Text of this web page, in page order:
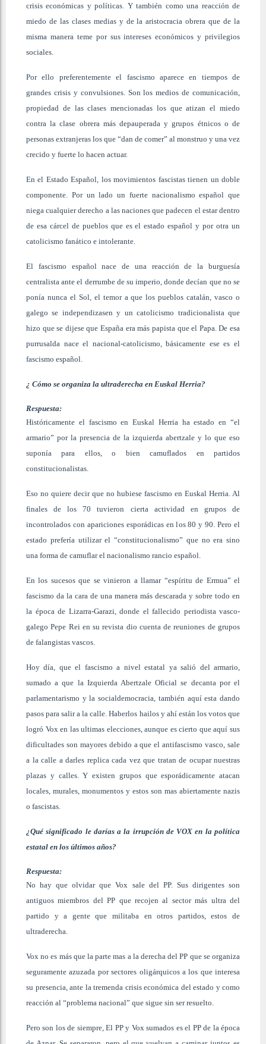
crisis económicas y políticas. Y también como una reacción de
miedo de las clases medias y de la aristocracia obrera que de la
misma manera teme por sus intereses económicos y privilegios
sociales.
Por ello preferentemente el fascismo aparece en tiempos de
grandes crisis y convulsiones. Son los medios de comunicación,
propiedad de las clases mencionadas los que atizan el miedo
contra la clase obrera más depauperada y grupos étnicos o de
personas extranjeras los que “dan de comer” al monstruo y una vez
crecido y fuerte lo hacen actuar.
En el Estado Español, los movimientos fascistas tienen un doble
componente. Por un lado un fuerte nacionalismo español que
niega cualquier derecho a las naciones que padecen el estar dentro
de esa cárcel de pueblos que es el estado español y por otra un
catolicismo fanático e intolerante.
El fascismo español nace de una reacción de la burguesía
centralista ante el derrumbe de su imperio, donde decían que no se
ponía nunca el Sol, el temor a que los pueblos catalán, vasco o
galego se independizasen y un catolicismo tradicionalista que
hizo que se dijese que España era más papista que el Papa. De esa
purrusalda nace el nacional-catolicismo, básicamente ese es el
fascismo español.
¿ Cómo se organiza la ultraderecha en Euskal Herria?
Respuesta:
Históricamente el fascismo en Euskal Herria ha estado en “el
armario” por la presencia de la izquierda abertzale y lo que eso
suponía para ellos, o bien camuflados en partidos
constitucionalistas.
Eso no quiere decir que no hubiese fascismo en Euskal Herria. Al
finales de los 70 tuvieron cierta actividad en grupos de
incontrolados con apariciones esporádicas en los 80 y 90. Pero el
estado prefería utilizar el “constitucionalismo” que no era sino
una forma de camuflar el nacionalismo rancio español.
En los sucesos que se vinieron a llamar “espíritu de Ermua” el
fascismo da la cara de una manera más descarada y sobre todo en
la época de Lizarra-Garazi, donde el fallecido periodista vasco-
galego Pepe Rei en su revista dio cuenta de reuniones de grupos
de falangistas vascos.
Hoy día, que el fascismo a nivel estatal ya salió del armario,
sumado a que la Izquierda Abertzale Oficial se decanta por el
parlamentarismo y la socialdemocracia, también aquí esta dando
pasos para salir a la calle. Haberlos hailos y ahí están los votos que
logró Vox en las ultimas elecciones, aunque es cierto que aquí sus
dificultades son mayores debido a que el antifascismo vasco, sale
a la calle a darles replica cada vez que tratan de ocupar nuestras
plazas y calles. Y existen grupos que esporádicamente atacan
locales, murales, monumentos y estos son mas abiertamente nazis
o fascistas.
¿Qué significado le darías a la irrupción de VOX en la política
estatal en los últimos años?
Respuesta:
No hay que olvidar que Vox sale del PP. Sus dirigentes son
antiguos miembros del PP que recojen al sector más ultra del
partido y a gente que militaba en otros partidos, estos de
ultraderecha.
Vox no es más que la parte mas a la derecha del PP que se organiza
seguramente azuzada por sectores oligárquicos a los que interesa
su presencia, ante la tremenda crisis económica del estado y como
reacción al “problema nacional” que sigue sin ser resuelto.
Pero son los de siempre, El PP y Vox sumados es el PP de la época